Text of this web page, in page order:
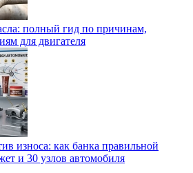
полный гид по причинам,
для двигателя
износа: как банка правильной
и 30 узлов автомобиля